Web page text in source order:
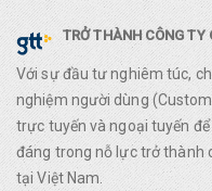
TRỞ THÀNH CÔNG TY
Với sự đầu tư nghiêm túc,
nghiệm người dùng
trực tuyến và ngoại tuyến
đáng trong nỗ lực trở thành
tại Việt Nam.